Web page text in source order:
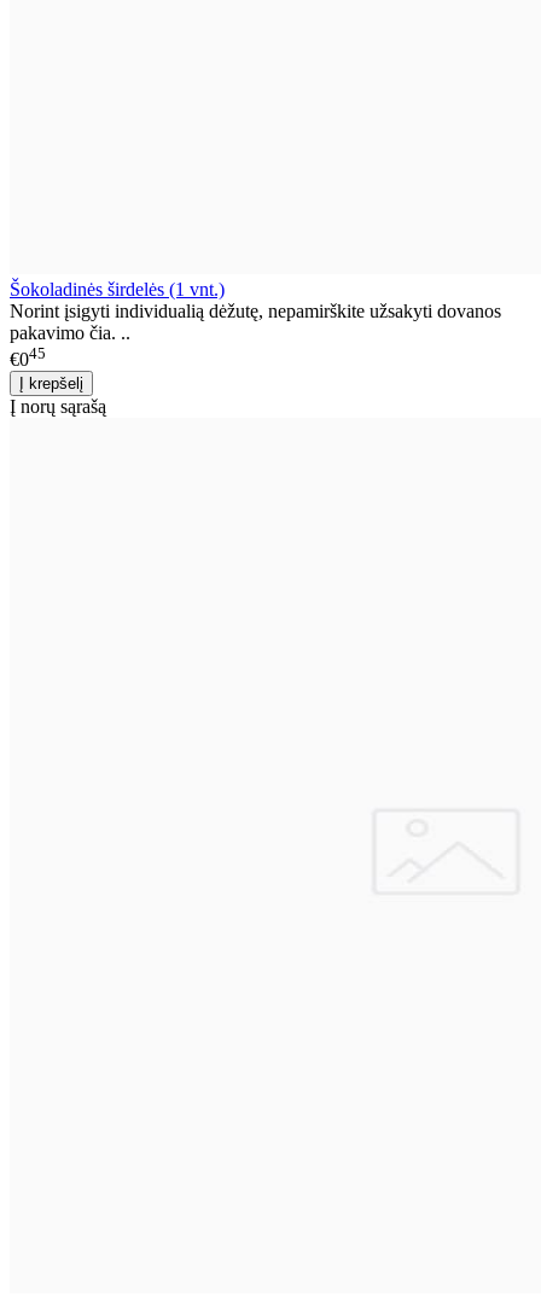
Šokoladinės širdelės (1 vnt.)
Norint įsigyti individualią dėžutę, nepamirškite užsakyti dovanos
pakavimo čia. ..
€045
Į norų sąrašą